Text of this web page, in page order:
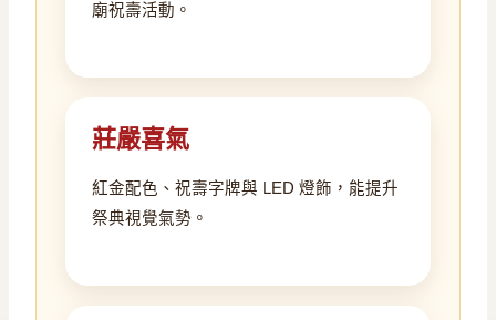
廟祝壽活動。
莊嚴喜氣
紅金配色、祝壽字牌與 LED 燈飾，能提升
祭典視覺氣勢。